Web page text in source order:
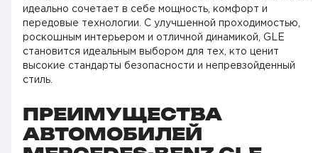
идеально сочетает в себе мощность, комфорт и
передовые технологии. С улучшенной проходимостью,
роскошным интерьером и отличной динамикой, GLE
становится идеальным выбором для тех, кто ценит
высокие стандарты безопасности и непревзойденный
стиль.
ПРЕИМУЩЕСТВА
АВТОМОБИЛЕЙ